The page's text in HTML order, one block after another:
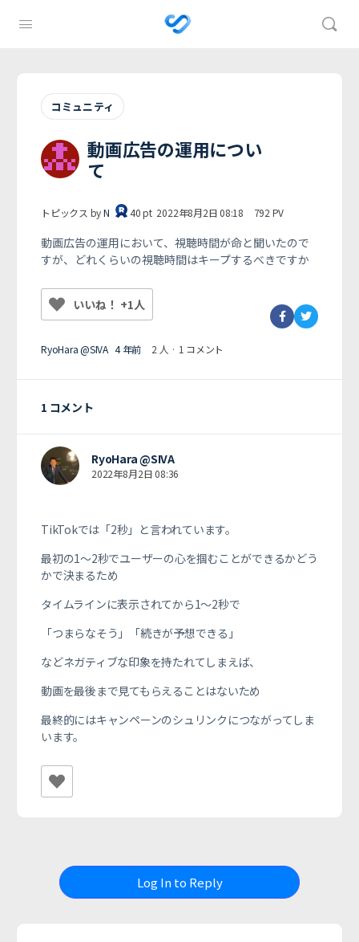
コミュニティ
動画広告の運用につい
て
トピックス byN 40 pt 2022年8月2日 08:18 792PV
動画広告の運用において、視聴時間が命と聞いたので
すが、どれくらいの視聴時間はキープするべきですか
いいね！ +1人
RyoHara @SIVA 4 年前 2 人 · 1 コメント
1 コメント
RyoHara @SIVA
2022年8月2日 08:36
TikTokでは「2秒」と言われています。
最初の1〜2秒でユーザーの心を掴むことができるかどう
かで決まるため
タイムラインに表示されてから1〜2秒で
「つまらなそう」「続きが予想できる」
などネガティブな印象を持たれてしまえば、
動画を最後まで見てもらえることはないため
最終的にはキャンペーンのシュリンクにつながってしま
います。
Log In to Reply